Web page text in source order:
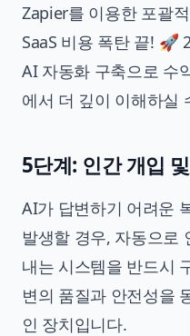
Zapier를 이용한 포괄
SaaS 비용 폭탄 끝! 🚀
AI 자동화 구축으로 수
에서 더 깊이 이해하실
5단계: 인간 개입
AI가 답변하기 어려운
발생할 경우, 자동으로
내는 시스템을 반드시
변의 품질과 안전성을
인 장치입니다.